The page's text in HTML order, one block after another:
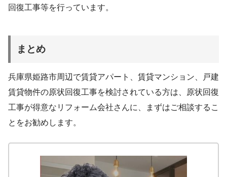
回復工事等を行っています。
まとめ
兵庫県姫路市周辺で賃貸アパート、賃貸マンション、戸建
賃貸物件の原状回復工事を検討されている方は、原状回復
工事が得意なリフォーム会社さんに、まずはご相談するこ
とをお勧めします。